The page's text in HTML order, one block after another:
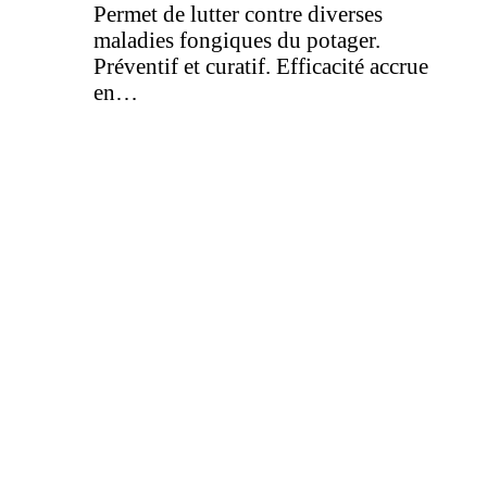
Permet de lutter contre diverses
maladies fongiques du potager.
Préventif et curatif. Efficacité accrue
en…